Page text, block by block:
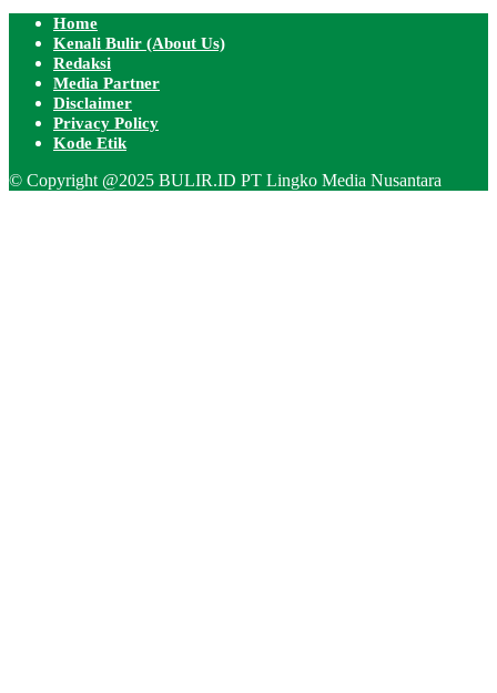
Home
Kenali Bulir (About Us)
Redaksi
Media Partner
Disclaimer
Privacy Policy
Kode Etik
© Copyright @2025 BULIR.ID PT Lingko Media Nusantara